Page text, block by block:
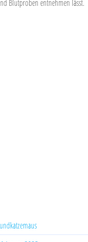
Blutproben entnehmen lässt.